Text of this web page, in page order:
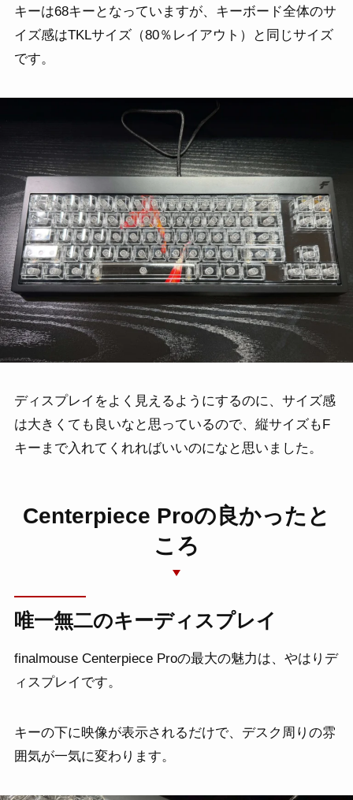
製品レビュー
おすすめ製品・比較
使い方・設定ガイド
不具合・トラブル対策
ニュース・新製品情報
お問い合わせ
キーは68キーとなっていますが、キーボード全体のサ
イズ感はTKLサイズ（80％レイアウト）と同じサイズ
です。
ディスプレイをよく見えるようにするのに、サイズ感
は大きくても良いなと思っているので、縦サイズもF
キーまで入れてくれればいいのになと思いました。
Centerpiece Proの良かったと
ころ
唯一無二のキーディスプレイ
finalmouse Centerpiece Proの最大の魅力は、やはりデ
ィスプレイです。
キーの下に映像が表示されるだけで、デスク周りの雰
囲気が一気に変わります。